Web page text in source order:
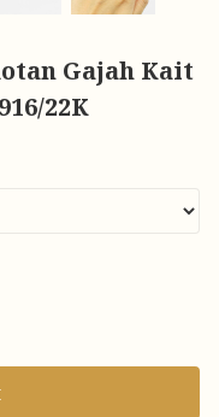
Gajah Kait
22K